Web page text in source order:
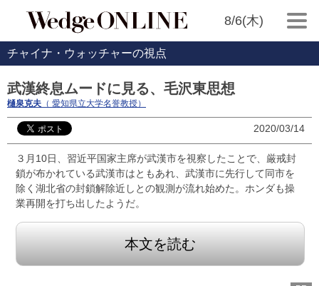
8/6(木)
チャイナ・ウォッチャーの視点
武漢終息ムードに見る、毛沢東思想
樋泉克夫 （ 愛知県立大学名誉教授）
2020/03/14
３月10日、習近平国家主席が武漢市を視察したことで、厳戒封
鎖が布かれている武漢市はともあれ、武漢市に先行して同市を
除く湖北省の封鎖解除近しとの観測が流れ始めた。ホンダも操
業再開を打ち出したようだ。
本文を読む